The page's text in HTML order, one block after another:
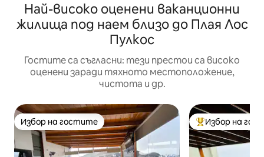
Най-високо оценени ваканционни
жилища под наем близо до Плая Лос
Пулкос
Гостите са съгласни: тези престои са високо
оценени заради тяхното местоположение,
чистота и др.
Избор на гостите
Избор на гостите Най-популярен
Избор на